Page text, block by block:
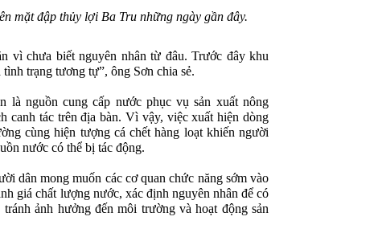
mặt đập thủy lợi Ba Tru những ngày gần đây.
vì chưa biết nguyên nhân từ đâu. Trước đây khu
trạng tương tự”, ông Sơn chia sẻ.
là nguồn cung cấp nước phục vụ sản xuất nông
canh tác trên địa bàn. Vì vậy, việc xuất hiện dòng
cùng hiện tượng cá chết hàng loạt khiến người
nước có thể bị tác động.
dân mong muốn các cơ quan chức năng sớm vào
giá chất lượng nước, xác định nguyên nhân để có
ảnh hưởng đến môi trường và hoạt động sản